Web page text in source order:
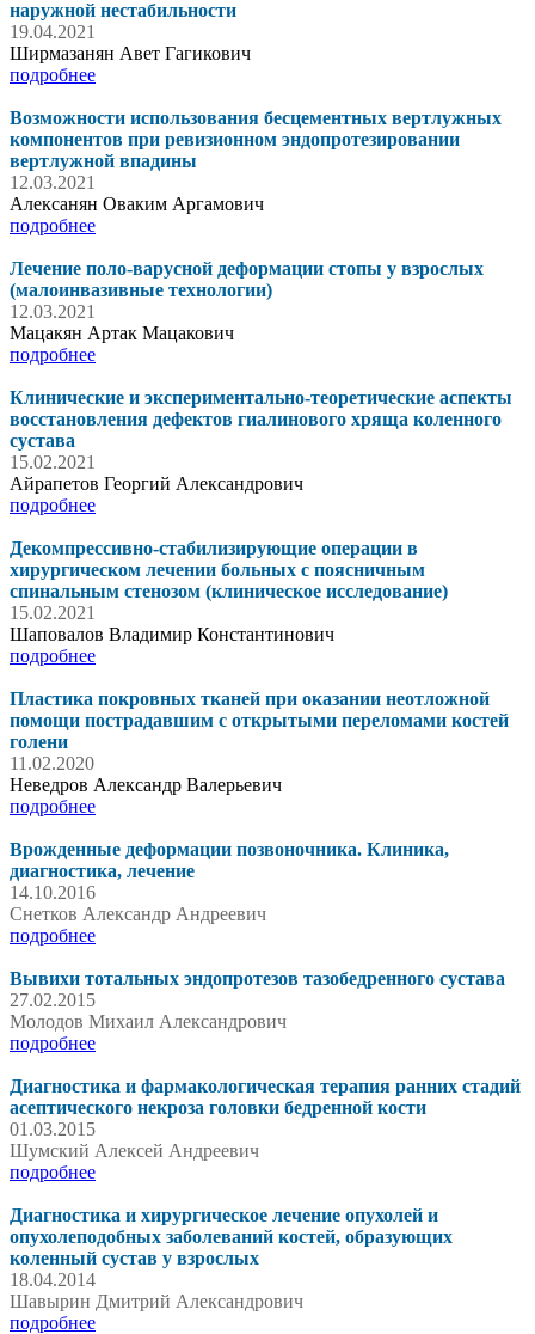
наружной нестабильности
19.04.2021
Ширмазанян Авет Гагикович
подробнее
Возможности использования бесцементных вертлужных
компонентов при ревизионном эндопротезировании
вертлужной впадины
12.03.2021
Алексанян Оваким Аргамович
подробнее
Лечение поло-варусной деформации стопы у взрослых
(малоинвазивные технологии)
12.03.2021
Мацакян Артак Мацакович
подробнее
Клинические и экспериментально-теоретические аспекты
восстановления дефектов гиалинового хряща коленного
сустава
15.02.2021
Айрапетов Георгий Александрович
подробнее
Декомпрессивно-стабилизирующие операции в
хирургическом лечении больных с поясничным
спинальным стенозом (клиническое исследование)
15.02.2021
Шаповалов Владимир Константинович
подробнее
Пластика покровных тканей при оказании неотложной
помощи пострадавшим с открытыми переломами костей
голени
11.02.2020
Неведров Александр Валерьевич
подробнее
Врожденные деформации позвоночника. Клиника,
диагностика, лечение
14.10.2016
Снетков Александр Андреевич
подробнее
Вывихи тотальных эндопротезов тазобедренного сустава
27.02.2015
Молодов Михаил Александрович
подробнее
Диагностика и фармакологическая терапия ранних стадий
асептического некроза головки бедренной кости
01.03.2015
Шумский Алексей Андреевич
подробнее
Диагностика и хирургическое лечение опухолей и
опухолеподобных заболеваний костей, образующих
коленный сустав у взрослых
18.04.2014
Шавырин Дмитрий Александрович
подробнее